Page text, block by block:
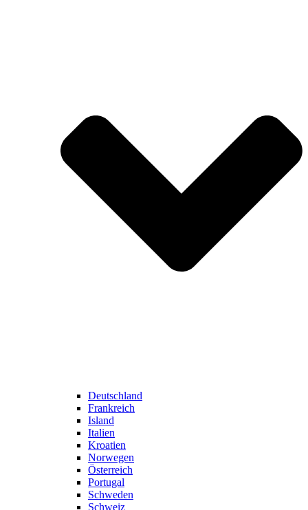
Deutschland
Frankreich
Island
Italien
Kroatien
Norwegen
Österreich
Portugal
Schweden
Schweiz